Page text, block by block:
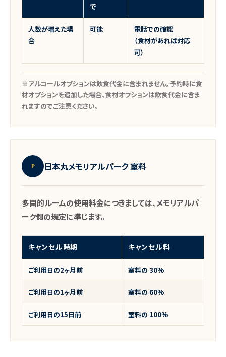
で
人数が増えた場
合
可能
電話での確認
（食材があれば対応
可）
※アルコールオプションは飲食代金に含まれません。予約時に食
材オプションを追加した場合、食材オプションは飲食代金に含ま
れますのでご注意ください。
P 日本丸メモリアルパーク 室料
多目的ルームの使用料金につきましては、メモリアルパ
ーク側の規定に準じます。
キャンセル時期 キャンセル料
ご利用日の2ヶ月前 室料の 30%
ご利用日の1ヶ月前 室料の 60%
ご利用日の15日前 室料の 100%